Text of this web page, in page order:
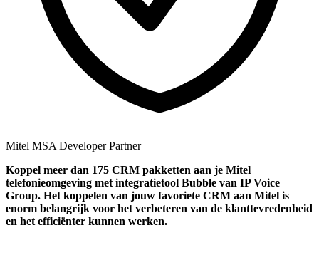
Mitel MSA Developer Partner
Koppel meer dan 175 CRM pakketten aan je Mitel
telefonieomgeving met integratietool Bubble van IP Voice
Group. Het koppelen van jouw favoriete CRM aan Mitel is
enorm belangrijk voor het verbeteren van de klanttevredenheid
en het efficiënter kunnen werken.